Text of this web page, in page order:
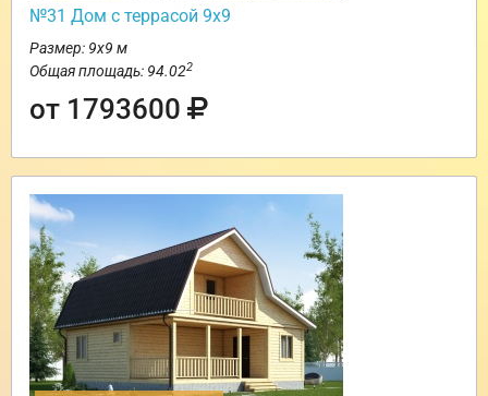
№31 Дом с террасой 9х9
Размер: 9х9 м
Общая площадь: 94.022
от 1793600